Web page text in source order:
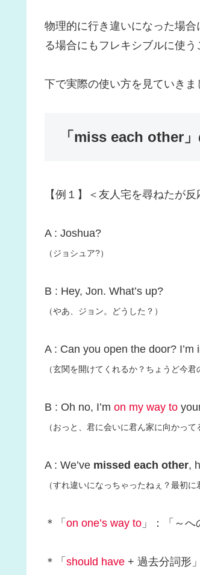
物理的に行き違いになった場
る場合にもフレキシブルに使う
下で実際の使い方を見ていきま
「miss each other
【例１】＜友人宅を尋ねたが
A : Joshua?
（ジョシュア?）
B : Hey, Jon. What’s up?
（やあ、ジョン。どうした？）
A : Can you open the door?
（玄関を開けてくれるか？ちょうど今君
B : Oh no, I’m on my way to
（おっと、君に会いに君ん家に向かって
A : We’ve missed each other,
（すれ違いになっちゃったねぇ？最初
＊「 on one’s way to 」：「～
＊「 should have + 過去分詞形